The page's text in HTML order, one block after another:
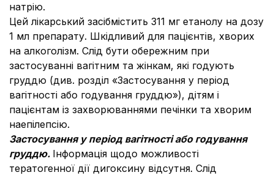
натрію.
Цей лікарський засібмістить 311 мг етанолу на дозу
1 мл препарату. Шкідливий для пацієнтів, хворих
на алкоголізм. Слід бути обережним при
застосуванні вагітним та жінкам, які годують
груддю (див. розділ «Застосування у період
вагітності або годування груддю»), дітям і
пацієнтам із захворюваннями печінки та хворим
наепілепсію.
Застосування у період вагітності або годування
груддю. Інформація щодо можливості
тератогенної дії дигоксину відсутня. Слід